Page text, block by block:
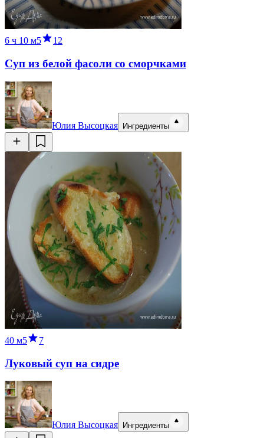
6 ч 10 м5 12
Суп из белой фасоли со сморчками
Юлия Высоцкая Ингредиенты
40 м5 7
Луковый суп на сидре
Юлия Высоцкая Ингредиенты